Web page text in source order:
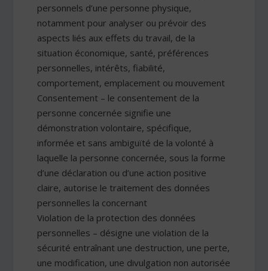
personnels d’une personne physique,
notamment pour analyser ou prévoir des
aspects liés aux effets du travail, de la
situation économique, santé, préférences
personnelles, intérêts, fiabilité,
comportement, emplacement ou mouvement
Consentement – le consentement de la
personne concernée signifie une
démonstration volontaire, spécifique,
informée et sans ambiguïté de la volonté à
laquelle la personne concernée, sous la forme
d’une déclaration ou d’une action positive
claire, autorise le traitement des données
personnelles la concernant
Violation de la protection des données
personnelles – désigne une violation de la
sécurité entraînant une destruction, une perte,
une modification, une divulgation non autorisée